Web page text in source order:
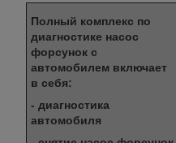
Полный комплекс по
диагностике насос
форсунок с
автомобилем включает
в себя:
- диагностика
автомобиля